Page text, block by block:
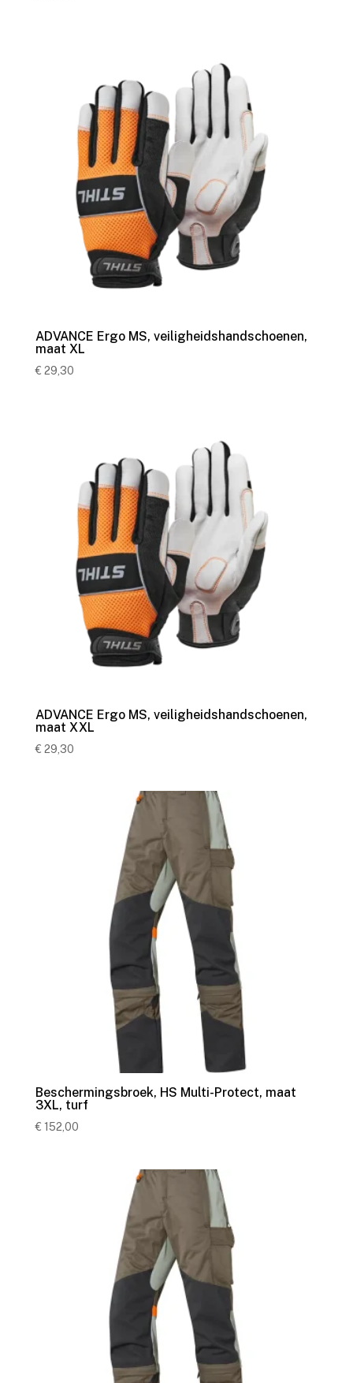
ADVANCE Ergo MS, veiligheidshandschoenen,
maat XL
€ 29,30
ADVANCE Ergo MS, veiligheidshandschoenen,
maat XXL
€ 29,30
Beschermingsbroek, HS Multi-Protect, maat
3XL, turf
€ 152,00